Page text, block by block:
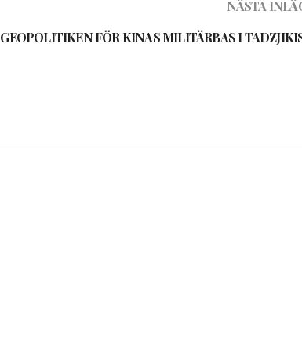
NÄSTA
GEOPOLITIKEN FÖR KINAS MILITÄRBAS I